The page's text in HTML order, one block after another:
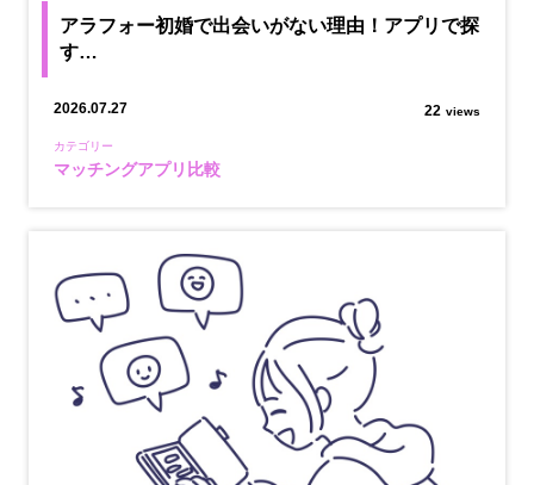
アラフォー初婚で出会いがない理由！アプリで探
す…
2026.07.27 22 views
カテゴリー
マッチングアプリ比較